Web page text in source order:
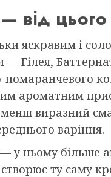
— від
яскравим і
Гілея,
ароматним
виразний
варіння.
у ньому більше
створює ту саму